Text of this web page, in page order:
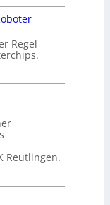
Regel
Reutlingen.